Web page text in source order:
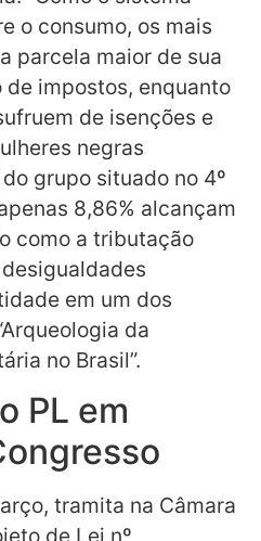
o consumo, os mais
parcela maior de sua
impostos, enquanto
de isenções e
negras
grupo situado no 4º
8,86% alcançam
como a tributação
em um dos
da
no Brasil”.
PL em
tramita na Câmara